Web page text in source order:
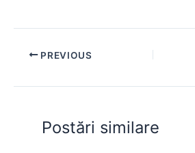
c
e
o
o
k
at
s
p
p
s
n
g
er
itt er
e
d
PREVIOUS
Postări similare